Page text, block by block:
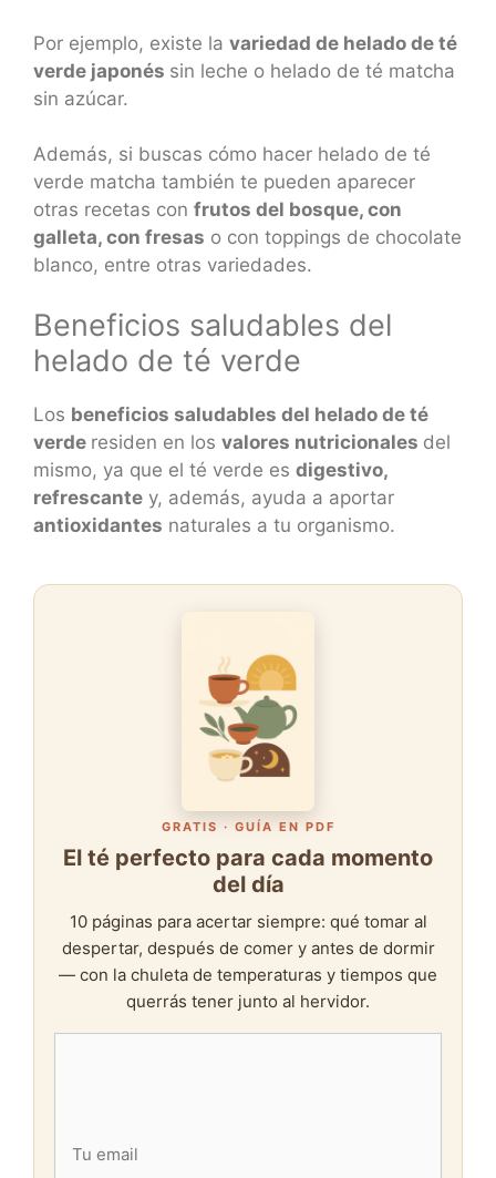
Por ejemplo, existe la variedad de helado de té
verde japonés sin leche o helado de té matcha
sin azúcar.
Además, si buscas cómo hacer helado de té
verde matcha también te pueden aparecer
otras recetas con frutos del bosque, con
galleta, con fresas o con toppings de chocolate
blanco, entre otras variedades.
Beneficios saludables del
helado de té verde
Los beneficios saludables del helado de té
verde residen en los valores nutricionales del
mismo, ya que el té verde es digestivo,
refrescante y, además, ayuda a aportar
antioxidantes naturales a tu organismo.
GRATIS · GUÍA EN PDF
El té perfecto para cada momento
del día
10 páginas para acertar siempre: qué tomar al
despertar, después de comer y antes de dormir
— con la chuleta de temperaturas y tiempos que
querrás tener junto al hervidor.